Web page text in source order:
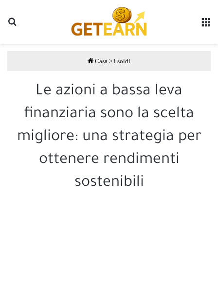
Casa > i soldi
Le azioni a bassa leva
finanziaria sono la scelta
migliore: una strategia per
ottenere rendimenti
sostenibili